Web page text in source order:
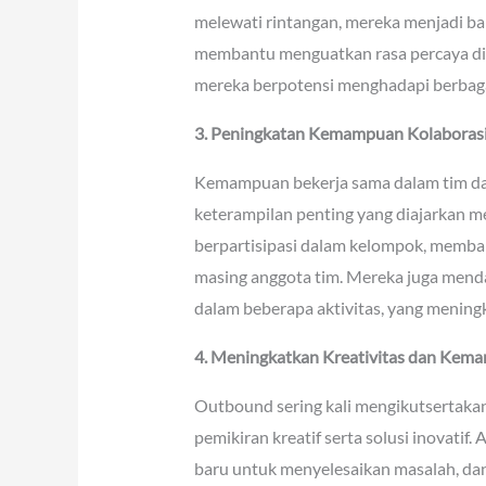
melewati rintangan, mereka menjadi
membantu menguatkan rasa percaya
mereka berpotensi menghadapi
3. Peningkatan Kemampuan
Kemampuan bekerja sama dalam tim
keterampilan penting yang diajarkan
berpartisipasi dalam kelompok,
masing anggota tim. Mereka juga
dalam beberapa aktivitas, yang
4. Meningkatkan Kreativitas dan
Outbound sering kali
pemikiran kreatif serta solusi inovatif.
baru untuk menyelesaikan masalah,